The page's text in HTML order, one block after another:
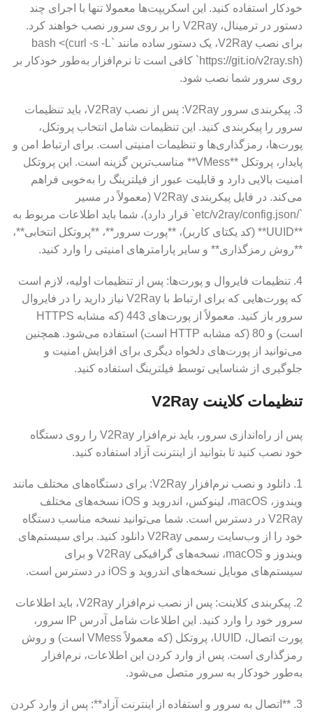
خودکار استفاده کنید. این اسکریپت‌ها معمولا تنها با اجرای چند
دستور در ترمینال، V2Ray را بر روی سرور نصب خواهند کرد.
برای نصب V2Ray، یک دستور ساده مانند `bash <(curl -s -L
https://git.io/v2ray.sh)` کافی است تا نرم‌افزار به‌طور خودکار بر
روی سرور شما نصب شود.
3. پیکربندی سرور V2Ray: پس از نصب V2Ray، باید تنظیمات
سرور را پیکربندی کنید. این تنظیمات شامل انتخاب پروتکل،
پورت‌ها، رمزگذاری‌ها و تنظیمات امنیتی است. برای ارتباط امن و
پایدار، پروتکل **VMess** مناسب‌ترین گزینه است. این پروتکل
امنیت بالایی دارد و قابلیت عبور از فیلترینگ را به‌خوبی فراهم
می‌کند. در فایل پیکربندی V2Ray (معمولاً در مسیر
`/etc/v2ray/config.json` قرار دارد)، شما باید اطلاعات مربوط به
**UUID** (کد یکتای کاربر)، **پورت سرور**، **پروتکل انتخابی**،
**روش رمزگذاری** و سایر پارامترهای امنیتی را وارد کنید.
4. تنظیمات فایروال و پورت‌ها: پس از تنظیمات اولیه، لازم است
که پورت‌هایی که برای ارتباط با V2Ray نیاز دارید را در فایروال
سرور باز کنید. معمولاً از پورت‌های 443 (که مشابه HTTPS
است) و 80 (که مشابه HTTP است) استفاده می‌شود. همچنین
می‌توانید از پورت‌های دلخواه دیگری برای افزایش امنیت و
جلوگیری از شناسایی توسط فیلترینگ استفاده کنید.
تنظیمات کلاینت V2Ray
پس از راه‌اندازی سرور، باید نرم‌افزار V2Ray را روی دستگاه
خود نصب کنید تا بتوانید از اینترنت آزاد استفاده کنید.
1. دانلود و نصب نرم‌افزار V2Ray: برای دستگاه‌های مختلف مانند
ویندوز، macOS، لینوکس، اندروید و iOS نسخه‌های مختلف
V2Ray در دسترس است. شما می‌توانید نسخه مناسب دستگاه
خود را از وب‌سایت رسمی V2Ray دانلود کنید. برای سیستم‌های
ویندوز و macOS، نسخه‌های گرافیکی V2Ray و برای
سیستم‌های موبایل نسخه‌های اندروید و iOS در دسترس است.
2. پیکربندی کلاینت: پس از نصب نرم‌افزار V2Ray، باید اطلاعات
سرور خود را وارد کنید. این اطلاعات شامل آدرس IP سرور،
پورت اتصال، UUID، پروتکل (که معمولاً VMess است) و روش
رمزگذاری است. پس از وارد کردن این اطلاعات، نرم‌افزار
به‌طور خودکار به سرور متصل می‌شود.
3. **اتصال به سرور و استفاده از اینترنت آزاد**: پس از وارد کردن